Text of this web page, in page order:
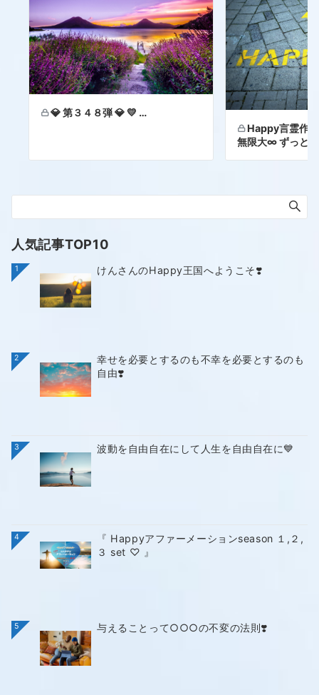
💎 第３４８弾 💎 💛 …
Happy言霊作
無限大∞ ずっと幸
人気記事TOP10
1 けんさんのHappy王国へようこそ❣️
2
幸せを必要とするのも不幸を必要とするのも
自由❣️
3 波動を自由自在にして人生を自由自在に💙
4
『 Happyアファーメーションseason １,２,
３ set ♡ 』
5 与えることって○○○の不変の法則❣️